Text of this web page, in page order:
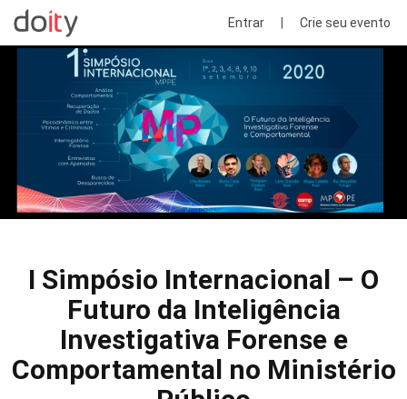
Entrar Crie seu evento
I Simpósio Internacional – O
Futuro da Inteligência
Investigativa Forense e
Comportamental no Ministério